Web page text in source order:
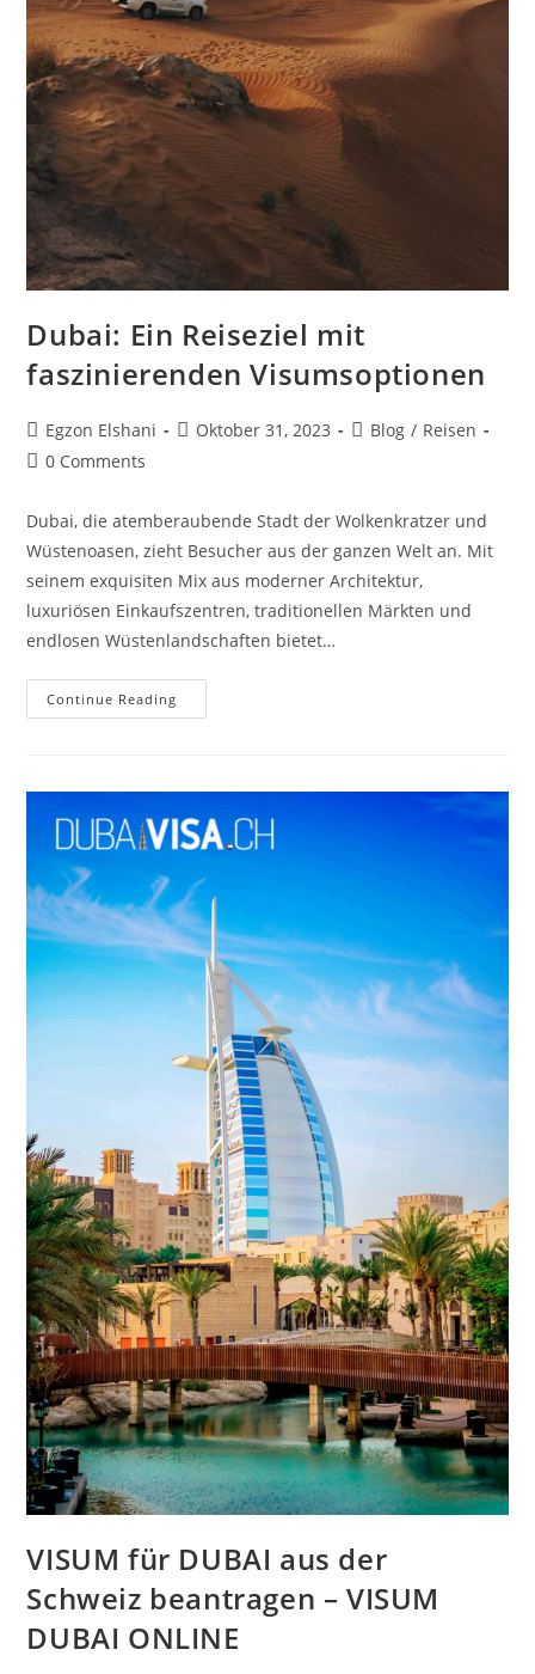
Dubai: Ein Reiseziel mit
faszinierenden Visumsoptionen
Egzon Elshani Oktober 31, 2023 Blog / Reisen
0 Comments
Dubai, die atemberaubende Stadt der Wolkenkratzer und
Wüstenoasen, zieht Besucher aus der ganzen Welt an. Mit
seinem exquisiten Mix aus moderner Architektur,
luxuriösen Einkaufszentren, traditionellen Märkten und
endlosen Wüstenlandschaften bietet…
Continue Reading
VISUM für DUBAI aus der
Schweiz beantragen – VISUM
DUBAI ONLINE